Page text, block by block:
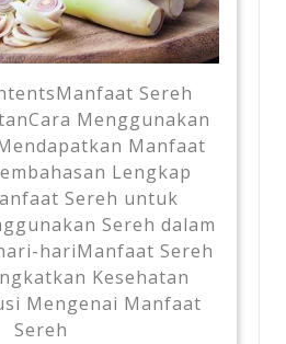
Sereh
Menggunakan
Manfaat
Lengkap
Sereh untuk
Sereh dalam
hariManfaat Sereh
Kesehatan
Mengenai Manfaat
Sereh